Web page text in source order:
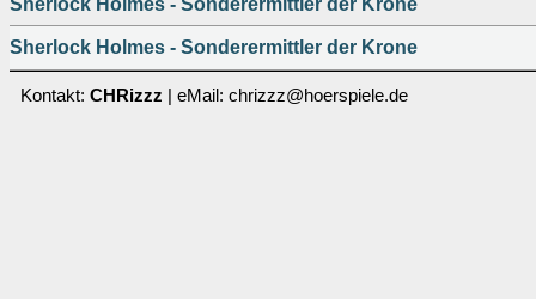
Sherlock Holmes - Sonderermittler der Krone
Sherlock Holmes - Sonderermittler der Krone
Kontakt: CHRizzz | eMail: chrizzz@hoerspiele.de